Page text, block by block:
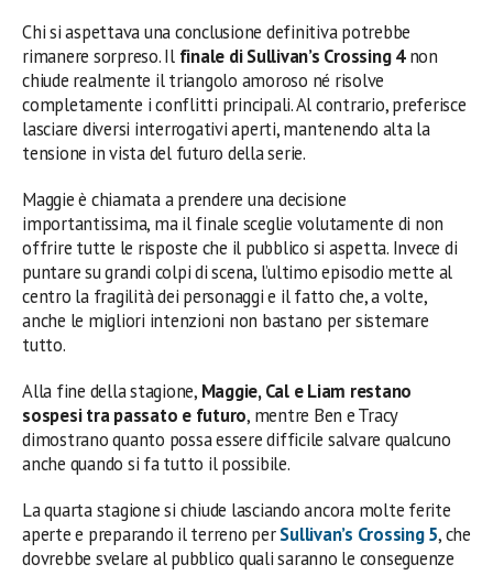
Chi si aspettava una conclusione definitiva potrebbe
rimanere sorpreso. Il finale di Sullivan’s Crossing 4non
chiude realmente il triangolo amoroso né risolve
completamente i conflitti principali. Al contrario, preferisce
lasciare diversi interrogativi aperti, mantenendo alta la
tensione in vista del futuro della serie.
Maggie è chiamata a prendere una decisione
importantissima, ma il finale sceglie volutamente di non
offrire tutte le risposte che il pubblico si aspetta. Invece di
puntare su grandi colpi di scena, l’ultimo episodio mette al
centro la fragilità dei personaggi e il fatto che, a volte,
anche le migliori intenzioni non bastano per sistemare
tutto.
Alla fine della stagione, Maggie, Cal e Liam restano
sospesi tra passato e futuro, mentre Ben e Tracy
dimostrano quanto possa essere difficile salvare qualcuno
anche quando si fa tutto il possibile.
La quarta stagione si chiude lasciando ancora molte ferite
aperte e preparando il terreno perSullivan’s Crossing 5, che
dovrebbe svelare al pubblico quali saranno le conseguenze